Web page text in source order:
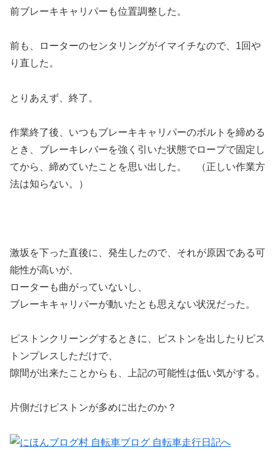
前ブレーキキャリパーも位置調整した。
前も、ローターのセンタリングがイマイチなので、1回や
り直した。
とりあえず、終了。
作業終了後、いつもブレーキキャリパーのボルトを締める
とき、ブレーキレバーを強く引いた状態でロープで固定し
てから、締めていたことを思い出した。 （正しい作業方
法は知らない。）
激坂を下った直後に、発生したので、それが原因である可
能性が高いが、
ローターも曲がっていないし、
ブレーキキャリパーが動いたとも思えない状況だった。
ピストンクリーングするときに、ピストンを出したりピス
トンプレスしただけで、
隙間が出来たことからも、上記の可能性は低い気がする。
片側だけピストンが多めに出たのか？